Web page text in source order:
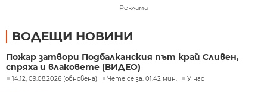
Реклама
ВОДЕЩИ НОВИНИ
Пожар затвори Подбалканския път край Сливен,
спряха и влаковете (ВИДЕО)
14:12, 09.08.2026 (обновена) Чете се за: 01:42 мин. У нас